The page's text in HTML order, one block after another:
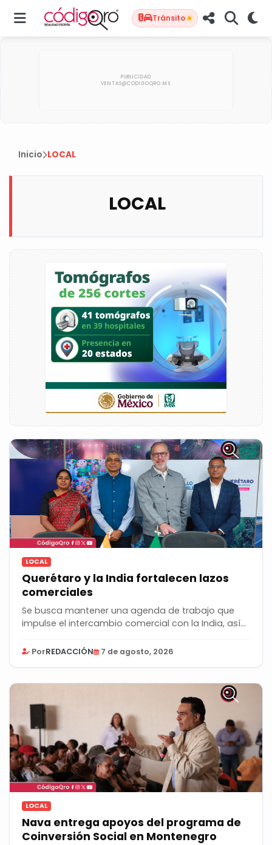
Tránsito
Inicio LOCAL
LOCAL
LOCAL
Querétaro y la India fortalecen lazos
comerciales
Se busca mantener una agenda de trabajo que
impulse el intercambio comercial con la India, así
PorREDACCIÓN 7 de agosto, 2026
LOCAL
Nava entrega apoyos del programa de
Coinversión Social en Montenegro